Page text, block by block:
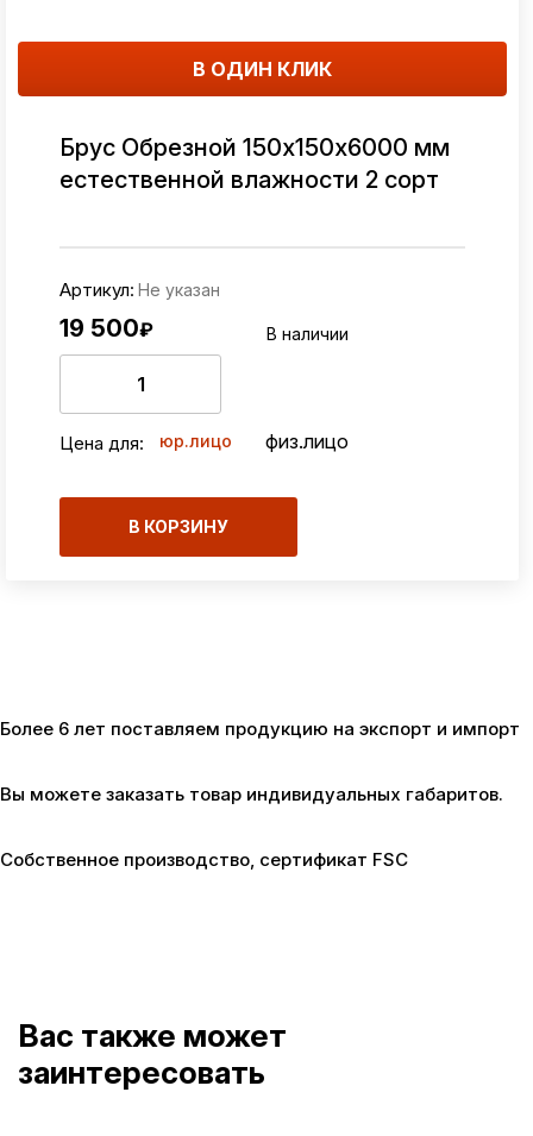
В ОДИН КЛИК
Брус Обрезной 150х150х6000 мм
естественной влажности 2 сорт
Артикул: Не указан
19 500₽ В наличии
Цена для: юр.лицо физ.лицо
В КОРЗИНУ
Более 6 лет поставляем продукцию на экспорт и импорт
Вы можете заказать товар индивидуальных габаритов.
Собственное производство, сертификат FSC
Вас также может
заинтересовать